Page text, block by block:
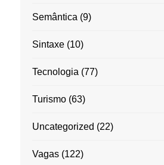
Semântica (9)
Sintaxe(10)
Tecnologia (77)
Turismo(63)
Uncategorized (22)
Vagas(122)